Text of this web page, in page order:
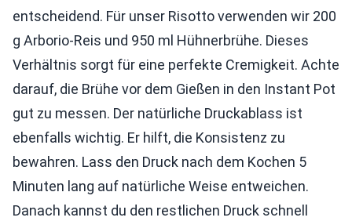
entscheidend. Für unser Risotto verwenden wir 200
g Arborio-Reis und 950 ml Hühnerbrühe. Dieses
Verhältnis sorgt für eine perfekte Cremigkeit. Achte
darauf, die Brühe vor dem Gießen in den Instant Pot
gut zu messen. Der natürliche Druckablass ist
ebenfalls wichtig. Er hilft, die Konsistenz zu
bewahren. Lass den Druck nach dem Kochen 5
Minuten lang auf natürliche Weise entweichen.
Danach kannst du den restlichen Druck schnell